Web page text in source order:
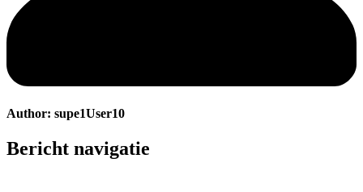
Author: supe1User10
Bericht navigatie